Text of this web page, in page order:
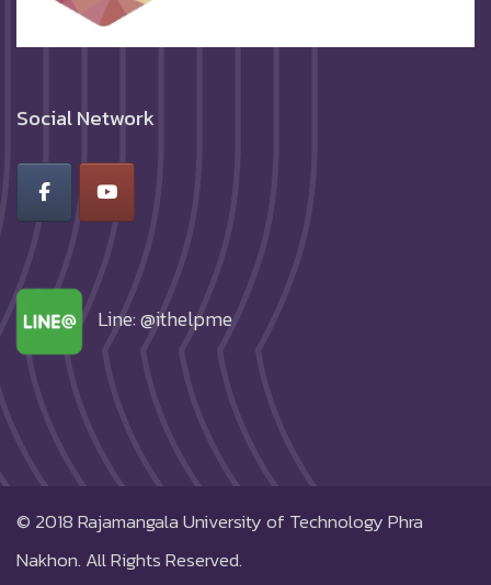
Social Network
Line: @ithelpme
© 2018Rajamangala University of Technology Phra
Nakhon. All Rights Reserved.